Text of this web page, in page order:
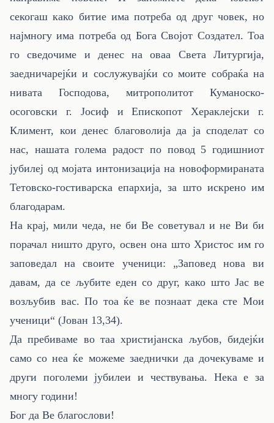
секогаш како битие има потреба од друг човек, но
најмногу има потреба од Бога Својот Создател. Тоа
го сведочиме и денес на оваа Света Литургија,
заедничарејќи и сослужувајќи со моите собраќа на
нивата Господова, митрополитот Куманоско-
осоговски г. Јосиф и Епископот Хераклејски г.
Климент, кои денес благоволија да ја споделат со
нас, нашата голема радост по повод 5 годишниот
јубилеј од мојата интонизација на новоформираната
Тетовско-гостиварска епархија, за што искрено им
благодарам.
На крај, мили чеда, не би Ве советувал и не Ви би
порачал ништо друго, освен она што Христос им го
заповедал на своите ученици:
„Заповед нова ви
давам, да се љубите еден со друг, како што Јас ве
возљубив вас. По тоа ќе ве познаат дека сте Мои
ученици“ (Јован 13,34).
Да пребиваме во таа христијанска љубов, бидејќи
само со неа ќе можеме заеднички да дочекуваме и
други поголеми јубилеи и чествувања. Нека е за
многу години!
Бог да Ве благослови!